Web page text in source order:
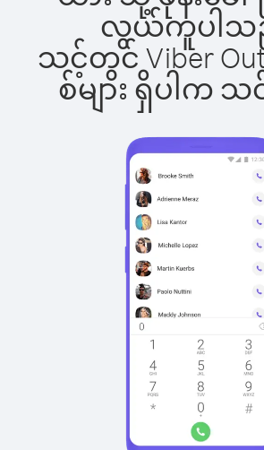
လွယ်ကူပါသ
သင့်တွင် Viber
စ်များ ရှိပါက